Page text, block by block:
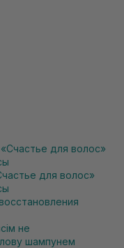
для волос»
не
шампунем